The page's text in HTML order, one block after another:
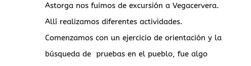
Astorga nos fuimos de excursión a Vegacervera.
Allí realizamos diferentes actividades.
Comenzamos con un ejercicio de orientación y la
búsqueda de pruebas en el pueblo, fue algo